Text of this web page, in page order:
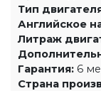
Тип
Английское
Литраж
Гарантия: 6
Страна